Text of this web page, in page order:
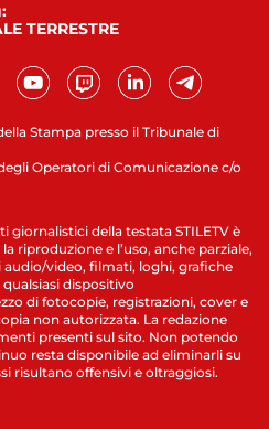
Stampa presso il Tribunale di
Operatori di Comunicazione c/o
TERRESTRE
giornalistici della testata STILETV è
riproduzione e l’uso, anche parziale,
video, filmati, loghi, grafiche
dispositivo
di fotocopie, registrazioni, cover e
non autorizzata. La redazione
presenti sul sito. Non potendo
resta disponibile ad eliminarli su
risultano offensivi e oltraggiosi.